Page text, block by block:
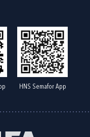
HNS Semafor App